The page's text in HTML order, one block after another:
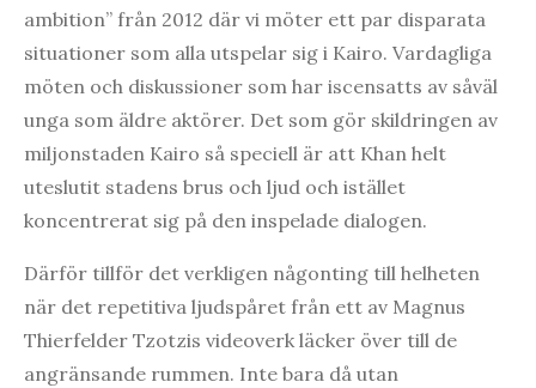
ambition” från 2012 där vi möter ett par disparata
situationer som alla utspelar sig i Kairo. Vardagliga
möten och diskussioner som har iscensatts av såväl
unga som äldre aktörer. Det som gör skildringen av
miljonstaden Kairo så speciell är att Khan helt
uteslutit stadens brus och ljud och istället
koncentrerat sig på den inspelade dialogen.
Därför tillför det verkligen någonting till helheten
när det repetitiva ljudspåret från ett av Magnus
Thierfelder Tzotzis videoverk läcker över till de
angränsande rummen. Inte bara då utan